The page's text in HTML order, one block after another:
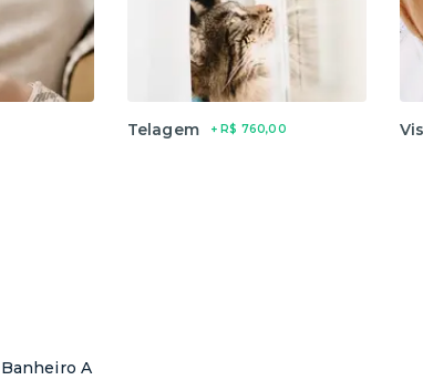
Telagem + R$ 760,00
Banheiro A